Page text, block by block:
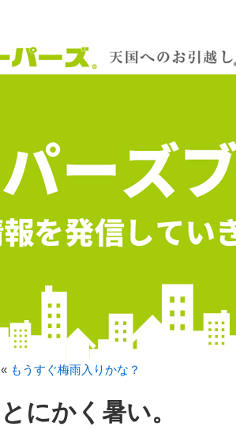
« もうすぐ梅雨入りかな？
とにかく暑い。